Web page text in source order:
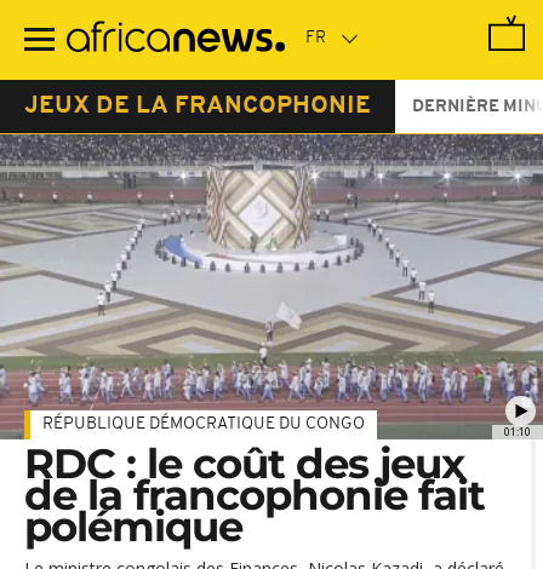
contenu
JEUX DE LA FRANCOPHONIE DERNIÈRE
01:10
RÉPUBLIQUE DÉMOCRATIQUE DU CONGO
RDC : le coût des jeux
de la francophonie fait
polémique